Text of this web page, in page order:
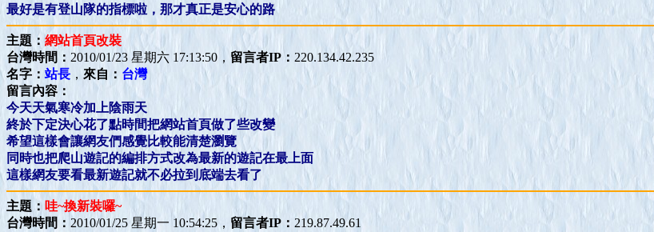
最好是有登山隊的指標啦，那才真正是安心的路
主題： 網站首頁改裝
台灣時間： 2010/01/23 星期六 17:13:50， 留言者IP： 220.134.42.235
名字：站長 ， 來自： 台灣
留言內容：
今天天氣寒冷加上陰雨天
終於下定決心花了點時間把網站首頁做了些改變
希望這樣會讓網友們感覺比較能清楚瀏覽
同時也把爬山遊記的編排方式改為最新的遊記在最上面
這樣網友要看最新遊記就不必拉到底端去看了
主題： 哇~換新裝囉~
台灣時間： 2010/01/25 星期一 10:54:25， 留言者IP： 219.87.49.61